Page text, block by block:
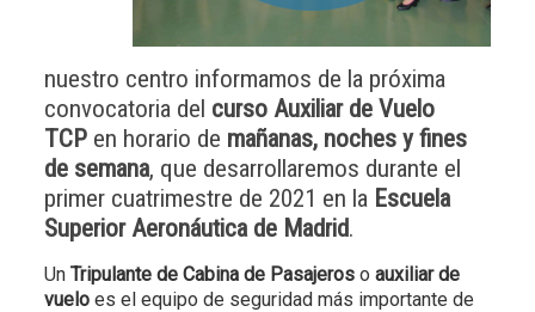
nuestro centro informamos de la próxima
convocatoria del curso Auxiliar de Vuelo
TCP en horario de mañanas, noches y fines
de semana, que desarrollaremos durante el
primer cuatrimestre de 2021 en la Escuela
Superior Aeronáutica de Madrid.
Un Tripulante de Cabina de Pasajeroso auxiliar de
vueloes el equipo de seguridad más importante de